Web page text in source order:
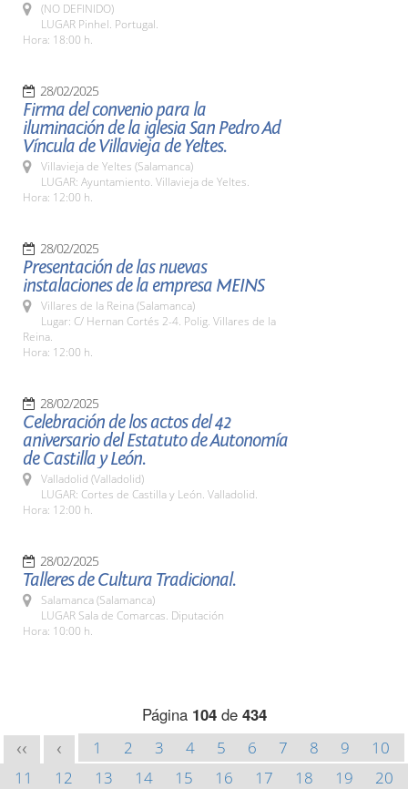
(NO DEFINIDO)
LUGAR Pinhel. Portugal.
Hora: 18:00 h.
28/02/2025
Firma del convenio para la
iluminación de la iglesia San Pedro Ad
Víncula de Villavieja de Yeltes.
Villavieja de Yeltes (Salamanca)
LUGAR: Ayuntamiento. Villavieja de Yeltes.
Hora: 12:00 h.
28/02/2025
Presentación de las nuevas
instalaciones de la empresa MEINS
Villares de la Reina (Salamanca)
Lugar: C/ Hernan Cortés 2-4. Polig. Villares de la
Reina.
Hora: 12:00 h.
28/02/2025
Celebración de los actos del 42
aniversario del Estatuto de Autonomía
de Castilla y León.
Valladolid (Valladolid)
LUGAR: Cortes de Castilla y León. Valladolid.
Hora: 12:00 h.
28/02/2025
Talleres de Cultura Tradicional.
Salamanca (Salamanca)
LUGAR Sala de Comarcas. Diputación
Hora: 10:00 h.
Página 104de 434
<< < 1 2 3 4 5 6 7 8 9
10
11
12 13 14 15 16 17 18 19
20